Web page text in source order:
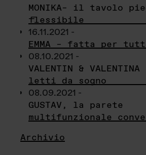
MONIKA– il tavolo
flessibile
16.11.2021 -
EMMA – fatta per
08.10.2021 -
VALENTIN &
letti da sogno
08.09.2021 -
GUSTAV, la parete
multifunzionale
Archivio